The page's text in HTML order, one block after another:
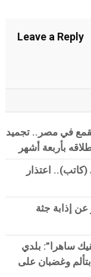
Leave a Reply
في مصر.. تجميد
بأربعة أشهر
اعتذار
عن إذابة جثة
ساهرا”: بلدي
ومن 50 سنة وأنا بتألم وغضبان على